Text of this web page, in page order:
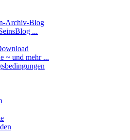
Archiv-Blog
...
~ und mehr ...